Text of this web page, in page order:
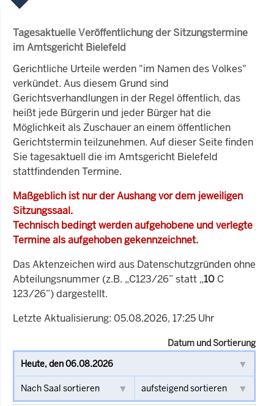
Tagesaktuelle Veröffentlichung der Sitzungstermine
im Amtsgericht Bielefeld
Gerichtliche Urteile werden "im Namen des Volkes"
verkündet. Aus diesem Grund sind
Gerichtsverhandlungen in der Regel öffentlich, das
heißt jede Bürgerin und jeder Bürger hat die
Möglichkeit als Zuschauer an einem öffentlichen
Gerichtstermin teilzunehmen. Auf dieser Seite finden
Sie tagesaktuell die im Amtsgericht Bielefeld
stattfindenden Termine.
Maßgeblich ist nur der Aushang vor dem jeweiligen
Sitzungssaal.
Technisch bedingt werden aufgehobene und verlegte
Termine als aufgehoben gekennzeichnet.
Das Aktenzeichen wird aus Datenschutzgründen ohne
Abteilungsnummer (z.B. „C123/26” statt „10 C
123/26”) dargestellt.
Letzte Aktualisierung: 05.08.2026, 17:25 Uhr
Datum und Sortierung